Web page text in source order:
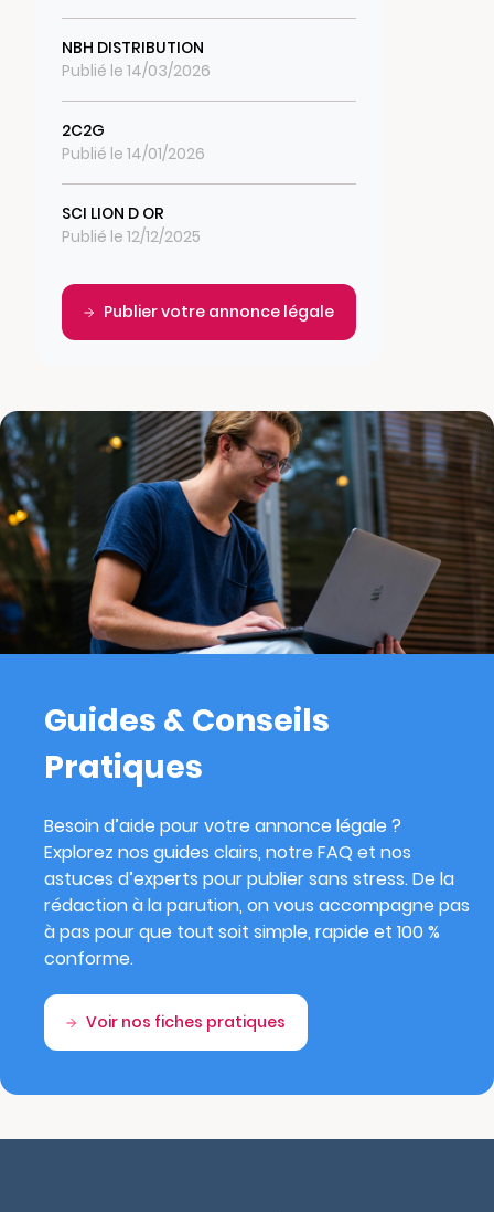
NBH DISTRIBUTION
Publié le 14/03/2026
2C2G
Publié le 14/01/2026
SCI LION D OR
Publié le 12/12/2025
Publier votre annonce légale
Guides & Conseils
Pratiques
Besoin d’aide pour votre annonce légale ?
Explorez nos guides clairs, notre FAQ et nos
astuces d’experts pour publier sans stress. De la
rédaction à la parution, on vous accompagne pas
à pas pour que tout soit simple, rapide et 100 %
conforme.
Voir nos fiches pratiques